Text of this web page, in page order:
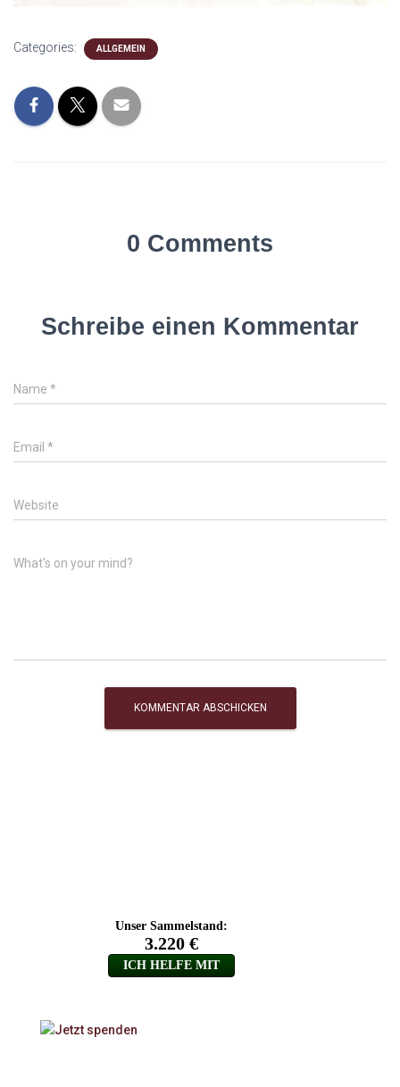
Categories: ALLGEMEIN
0 Comments
Schreibe einen Kommentar
Name *
Email *
Website
What's on your mind?